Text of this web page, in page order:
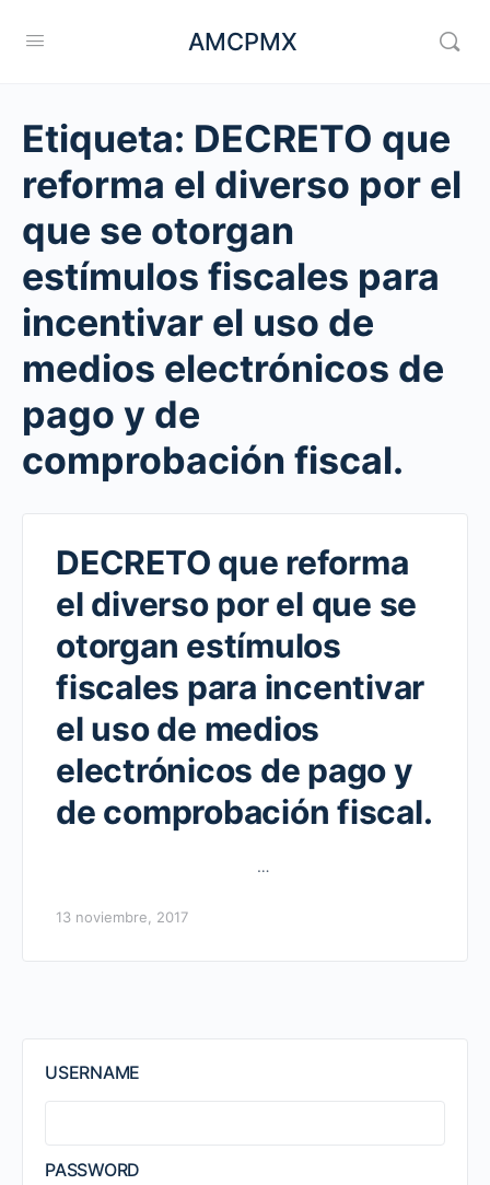
AMCPMX
Etiqueta: DECRETO que
reforma el diverso por el
que se otorgan
estímulos fiscales para
incentivar el uso de
medios electrónicos de
pago y de
comprobación fiscal.
DECRETO que reforma
el diverso por el que se
otorgan estímulos
fiscales para incentivar
el uso de medios
electrónicos de pago y
de comprobación fiscal.
…
13 noviembre, 2017
USERNAME
PASSWORD